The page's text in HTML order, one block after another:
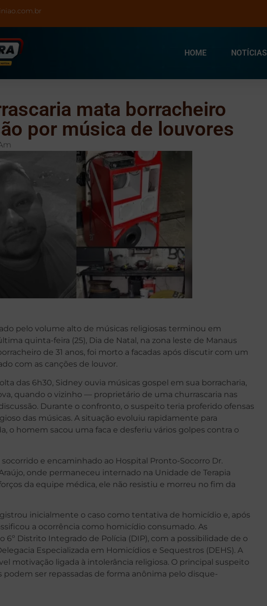
HOME NOTÍCIAS
mata borracheiro
por música de louvores
pelo volume alto de músicas religiosas terminou em
quinta-feira (25), Dia de Natal, na zona leste de Manaus
de 31 anos, foi morto a facadas após discutir com um
com as canções de louvor.
das 6h30, Sidney ouvia músicas gospel em sua borracharia,
quando o vizinho — proprietário de uma churrascaria nas
Durante o confronto, o suspeito teria proferido ofensas
das músicas. A situação evoluiu rapidamente para
o homem sacou uma faca e desferiu vários golpes contra o
e encaminhado ao Hospital Pronto-Socorro Dr.
onde permaneceu internado na Unidade de Terapia
da equipe médica, ele não resistiu e morreu no fim da
inicialmente o caso como tentativa de homicídio e, após
a ocorrência como homicídio consumado. As
6º Distrito Integrado de Polícia (DIP), com a possibilidade de o
Especializada em Homicídios e Sequestros (DEHS). A
motivação ligada à intolerância religiosa. O principal suspeito
podem ser repassadas de forma anônima pelo disque-